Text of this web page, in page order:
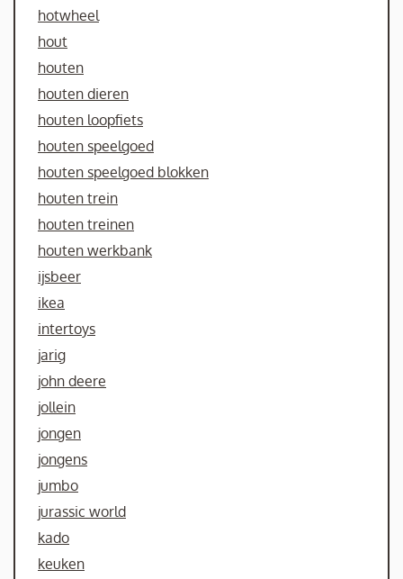
hotwheel
hout
houten
houten dieren
houten loopfiets
houten speelgoed
houten speelgoed blokken
houten trein
houten treinen
houten werkbank
ijsbeer
ikea
intertoys
jarig
john deere
jollein
jongen
jongens
jumbo
jurassic world
kado
keuken